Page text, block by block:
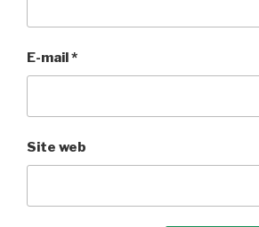
E-mail *
Site web